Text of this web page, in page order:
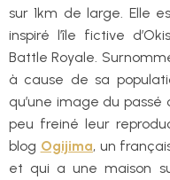
sur 1km de large. Elle
inspiré l’île fictive
Battle Royale.
à cause de sa
qu’une image du
peu freiné leur
blog Ogijima, un
et qui a une maison